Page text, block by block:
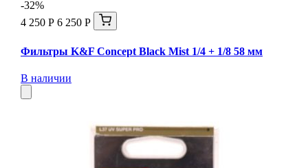
-32%
4 250 Р 6 250 Р
Фильтры K&F Concept Black Mist 1/4 + 1/8 58 мм
В наличии